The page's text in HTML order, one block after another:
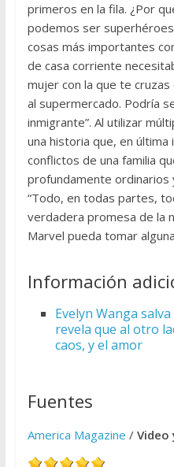
primeros en la fila. ¿Por
podemos ser
cosas más importantes
de casa corriente
mujer con la que te cruzas
al supermercado. Podría
inmigrante”. Al utilizar
una historia que, en
conflictos de una familia
profundamente
“Todo, en todas partes,
verdadera promesa de la
Marvel pueda tomar
Información
Evelyn Wanga
revela que al otro
caos, y el amor
Fuentes
America Magazine / Video